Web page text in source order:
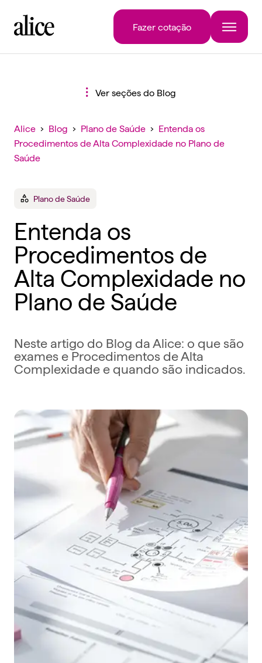
Fazer cotação
Ver seções do Blog
Alice › Blog › Plano de Saúde › Entenda os
Procedimentos de Alta Complexidade no Plano de
Saúde
Plano de Saúde
Entenda os
Procedimentos de
Alta Complexidade no
Plano de Saúde
Neste artigo do Blog da Alice: o que são
exames e Procedimentos de Alta
Complexidade e quando são indicados.